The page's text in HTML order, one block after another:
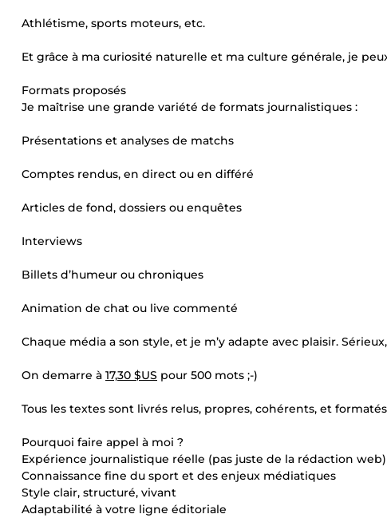
Athlétisme, sports moteurs, etc.
Et grâce à ma curiosité naturelle et ma culture générale, je
Formats proposés
Je maîtrise une grande variété de formats journalistiques :
Présentations et analyses de matchs
Comptes rendus, en direct ou en différé
Articles de fond, dossiers ou enquêtes
Interviews
Billets d’humeur ou chroniques
Animation de chat ou live commenté
Chaque média a son style, et je m’y adapte avec plaisir.
On demarre à 17,30 $US pour 500 mots ;-)
Tous les textes sont livrés relus, propres, cohérents, et
Pourquoi faire appel à moi ?
Expérience journalistique réelle (pas juste de la rédaction web)
Connaissance fine du sport et des enjeux médiatiques
Style clair, structuré, vivant
Adaptabilité à votre ligne éditoriale